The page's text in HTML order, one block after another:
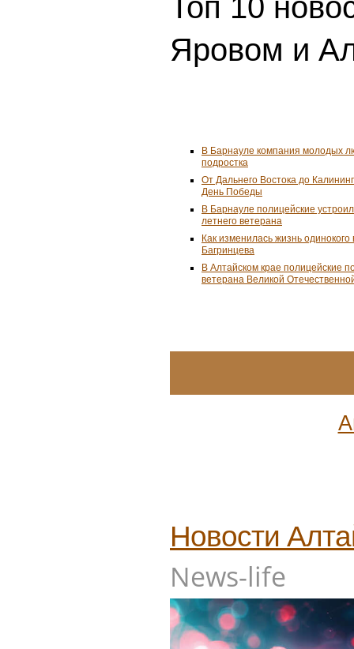
Яровом и
В Барнауле компания молодых
подростка
От Дальнего Востока до
День Победы
В Барнауле полицейские
летнего ветерана
Как изменилась жизнь
Багринцева
В Алтайском крае полицейские
ветерана Великой
Новости
News-life